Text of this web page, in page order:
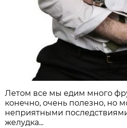
Летом все мы едим много
конечно, очень полезно, но
неприятными
желудка...